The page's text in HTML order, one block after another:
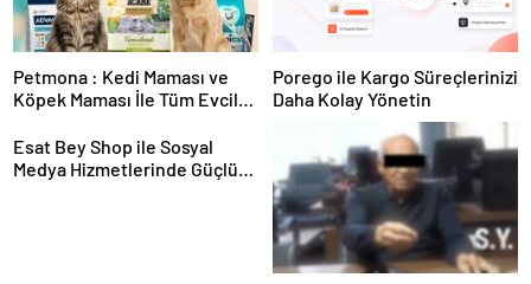
Petmona : Kedi Maması ve
Köpek Maması İle Tüm Evcil
Porego ile Kargo Süreçlerinizi
Daha Kolay Yönetin
Esat Bey Shop ile Sosyal
Medya Hizmetlerinde Güçlü